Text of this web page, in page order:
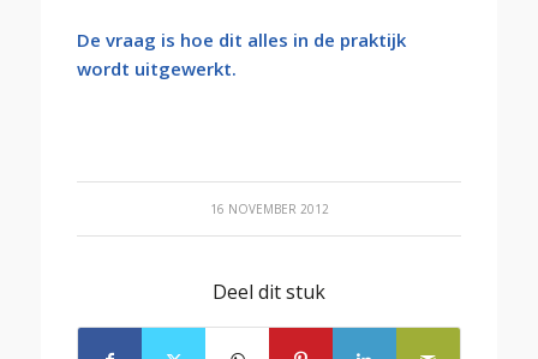
De vraag is hoe dit alles in de praktijk
wordt uitgewerkt.
16 NOVEMBER 2012
Deel dit stuk